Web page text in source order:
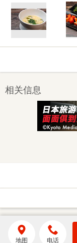
相关信息
地图 电话